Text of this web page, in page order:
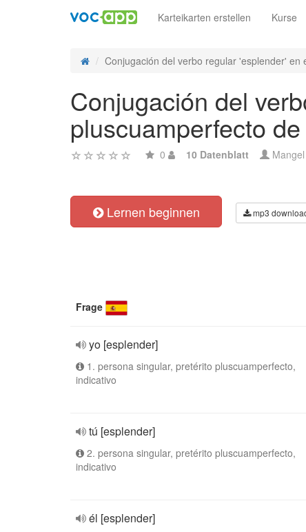
Karteikarten erstellen Kurse
Conjugación del verbo regular 'esplender' en
Conjugación del
pluscuamperfecto
0 10 Datenblatt Mangel
Lernen beginnen mp3
Frage
yo [esplender]
1. persona singular, pretérito pluscuamperfecto,
indicativo
tú [esplender]
2. persona singular, pretérito pluscuamperfecto,
indicativo
él [esplender]